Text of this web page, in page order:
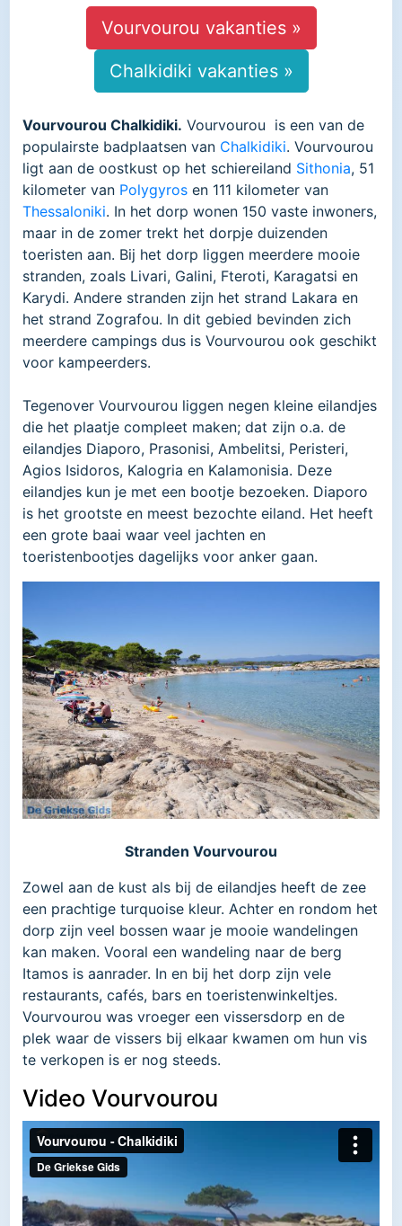
Vourvourou vakanties »
Chalkidiki vakanties »
Vourvourou Chalkidiki. Vourvourou is een van de
populairste badplaatsen van Chalkidiki. Vourvourou
ligt aan de oostkust op het schiereiland Sithonia, 51
kilometer van Polygyros en 111 kilometer van
Thessaloniki. In het dorp wonen 150 vaste inwoners,
maar in de zomer trekt het dorpje duizenden
toeristen aan. Bij het dorp liggen meerdere mooie
stranden, zoals Livari, Galini, Fteroti, Karagatsi en
Karydi. Andere stranden zijn het strand Lakara en
het strand Zografou. In dit gebied bevinden zich
meerdere campings dus is Vourvourou ook geschikt
voor kampeerders.
Tegenover Vourvourou liggen negen kleine eilandjes
die het plaatje compleet maken; dat zijn o.a. de
eilandjes Diaporo, Prasonisi, Ambelitsi, Peristeri,
Agios Isidoros, Kalogria en Kalamonisia. Deze
eilandjes kun je met een bootje bezoeken. Diaporo
is het grootste en meest bezochte eiland. Het heeft
een grote baai waar veel jachten en
toeristenbootjes dagelijks voor anker gaan.
Stranden Vourvourou
Zowel aan de kust als bij de eilandjes heeft de zee
een prachtige turquoise kleur. Achter en rondom het
dorp zijn veel bossen waar je mooie wandelingen
kan maken. Vooral een wandeling naar de berg
Itamos is aanrader. In en bij het dorp zijn vele
restaurants, cafés, bars en toeristenwinkeltjes.
Vourvourou was vroeger een vissersdorp en de
plek waar de vissers bij elkaar kwamen om hun vis
te verkopen is er nog steeds.
Video Vourvourou